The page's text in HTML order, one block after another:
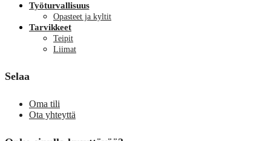
Työturvallisuus
Opasteet ja kyltit
Tarvikkeet
Teipit
Liimat
Selaa
Oma tili
Ota yhteyttä